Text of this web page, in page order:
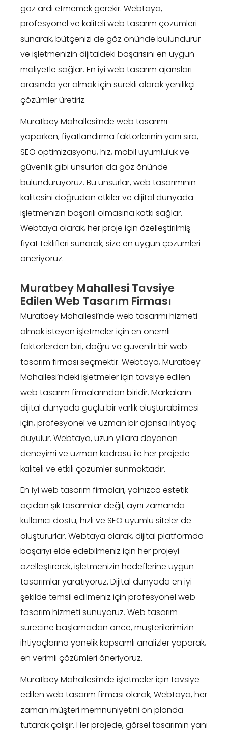
göz ardı etmemek gerekir. Webtaya,
profesyonel ve kaliteli web tasarım çözümleri
sunarak, bütçenizi de göz önünde bulundurur
ve işletmenizin dijitaldeki başarısını en uygun
maliyetle sağlar. En iyi web tasarım ajansları
arasında yer almak için sürekli olarak yenilikçi
çözümler üretiriz.
Muratbey Mahallesi’nde web tasarımı
yaparken, fiyatlandırma faktörlerinin yanı sıra,
SEO optimizasyonu, hız, mobil uyumluluk ve
güvenlik gibi unsurları da göz önünde
bulunduruyoruz. Bu unsurlar, web tasarımının
kalitesini doğrudan etkiler ve dijital dünyada
işletmenizin başarılı olmasına katkı sağlar.
Webtaya olarak, her proje için özelleştirilmiş
fiyat teklifleri sunarak, size en uygun çözümleri
öneriyoruz.
Muratbey Mahallesi Tavsiye
Edilen Web Tasarım Firması
Muratbey Mahallesi’nde web tasarımı hizmeti
almak isteyen işletmeler için en önemli
faktörlerden biri, doğru ve güvenilir bir web
tasarım firması seçmektir. Webtaya, Muratbey
Mahallesi’ndeki işletmeler için tavsiye edilen
web tasarım firmalarından biridir. Markaların
dijital dünyada güçlü bir varlık oluşturabilmesi
için, profesyonel ve uzman bir ajansa ihtiyaç
duyulur. Webtaya, uzun yıllara dayanan
deneyimi ve uzman kadrosu ile her projede
kaliteli ve etkili çözümler sunmaktadır.
En iyi web tasarım firmaları, yalnızca estetik
açıdan şık tasarımlar değil, aynı zamanda
kullanıcı dostu, hızlı ve SEO uyumlu siteler de
oluştururlar. Webtaya olarak, dijital platformda
başarıyı elde edebilmeniz için her projeyi
özelleştirerek, işletmenizin hedeflerine uygun
tasarımlar yaratıyoruz. Dijital dünyada en iyi
şekilde temsil edilmeniz için profesyonel web
tasarım hizmeti sunuyoruz. Web tasarım
sürecine başlamadan önce, müşterilerimizin
ihtiyaçlarına yönelik kapsamlı analizler yaparak,
en verimli çözümleri öneriyoruz.
Muratbey Mahallesi’nde işletmeler için tavsiye
edilen web tasarım firması olarak, Webtaya, her
zaman müşteri memnuniyetini ön planda
tutarak çalışır. Her projede, görsel tasarımın yanı